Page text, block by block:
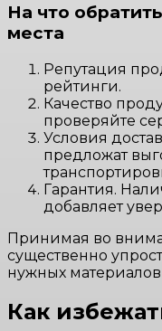
На что
места
Репутация
рейтинги.
Качество
проверяйте
Условия
предложат
Гарантия.
добавляет
Принимая во
существенно
нужных
Как